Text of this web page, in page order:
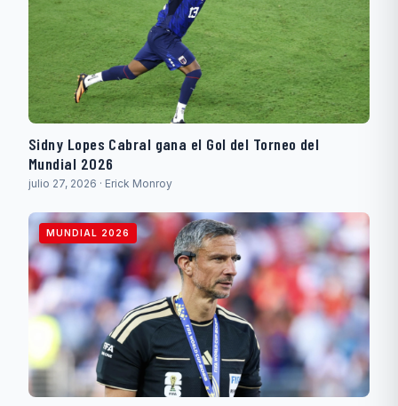
Sidny Lopes Cabral gana el Gol del Torneo del
Mundial 2026
julio 27, 2026 · Erick Monroy
MUNDIAL 2026